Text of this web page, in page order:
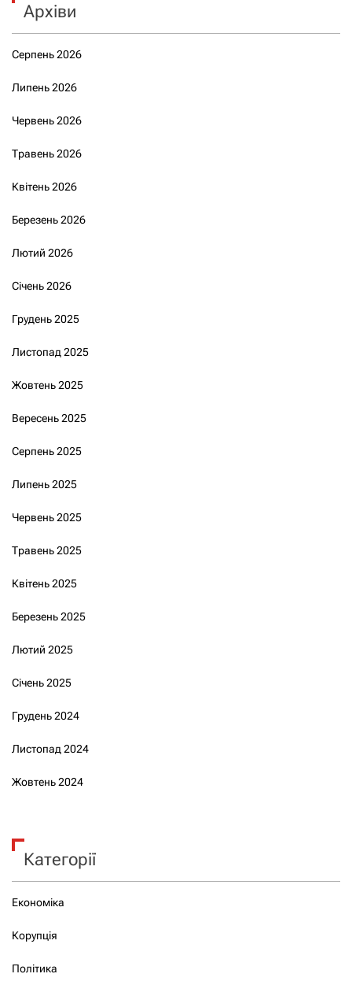
Архіви
Серпень 2026
Липень 2026
Червень 2026
Травень 2026
Квітень 2026
Березень 2026
Лютий 2026
Січень 2026
Грудень 2025
Листопад 2025
Жовтень 2025
Вересень 2025
Серпень 2025
Липень 2025
Червень 2025
Травень 2025
Квітень 2025
Березень 2025
Лютий 2025
Січень 2025
Грудень 2024
Листопад 2024
Жовтень 2024
Категорії
Економіка
Корупція
Політика